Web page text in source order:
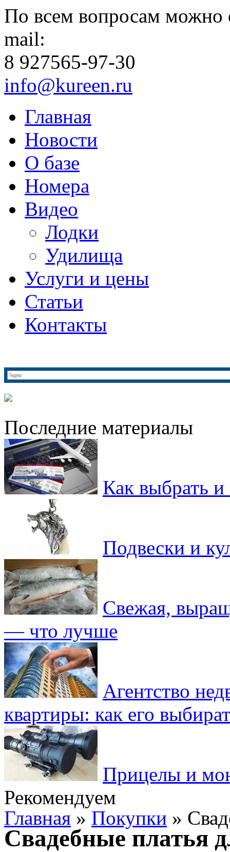
По всем вопросам можно
mail:
8 927565-97-30
info@kureen.ru
Главная
Новости
О базе
Номера
Видео
Лодки
Удилища
Услуги и цены
Статьи
Контакты
Последние материалы
Как выбрать и
Подвески и
Свежая,
— что лучше
Агентство
квартиры: как его
Прицелы и
Рекомендуем
Главная » Покупки »
Свадебные платья